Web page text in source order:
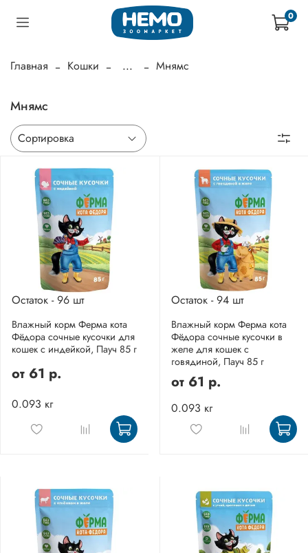
0
Главная Кошки ... Мнямс
Мнямс
Остаток - 96 шт
Влажный корм Ферма кота
Фёдора сочные кусочки для
кошек с индейкой, Пауч 85 г
от 61 р.
0.093 кг
Остаток - 94 шт
Влажный корм Ферма кота
Фёдора сочные кусочки в
желе для кошек с
говядиной, Пауч 85 г
от 61 р.
0.093 кг